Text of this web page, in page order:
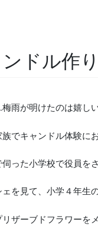
ドル作り
雨が明けたのは嬉しい
でキャンドル体験に
った小学校で役員を
を見て、小学４年生
ザーブドフラワーを